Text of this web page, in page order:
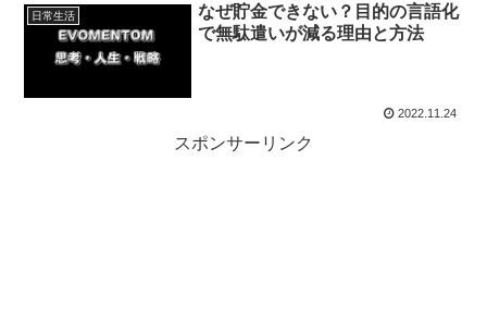
日常生活
なぜ貯金できない？目的の言語化
で無駄遣いが減る理由と方法
2022.11.24
スポンサーリンク